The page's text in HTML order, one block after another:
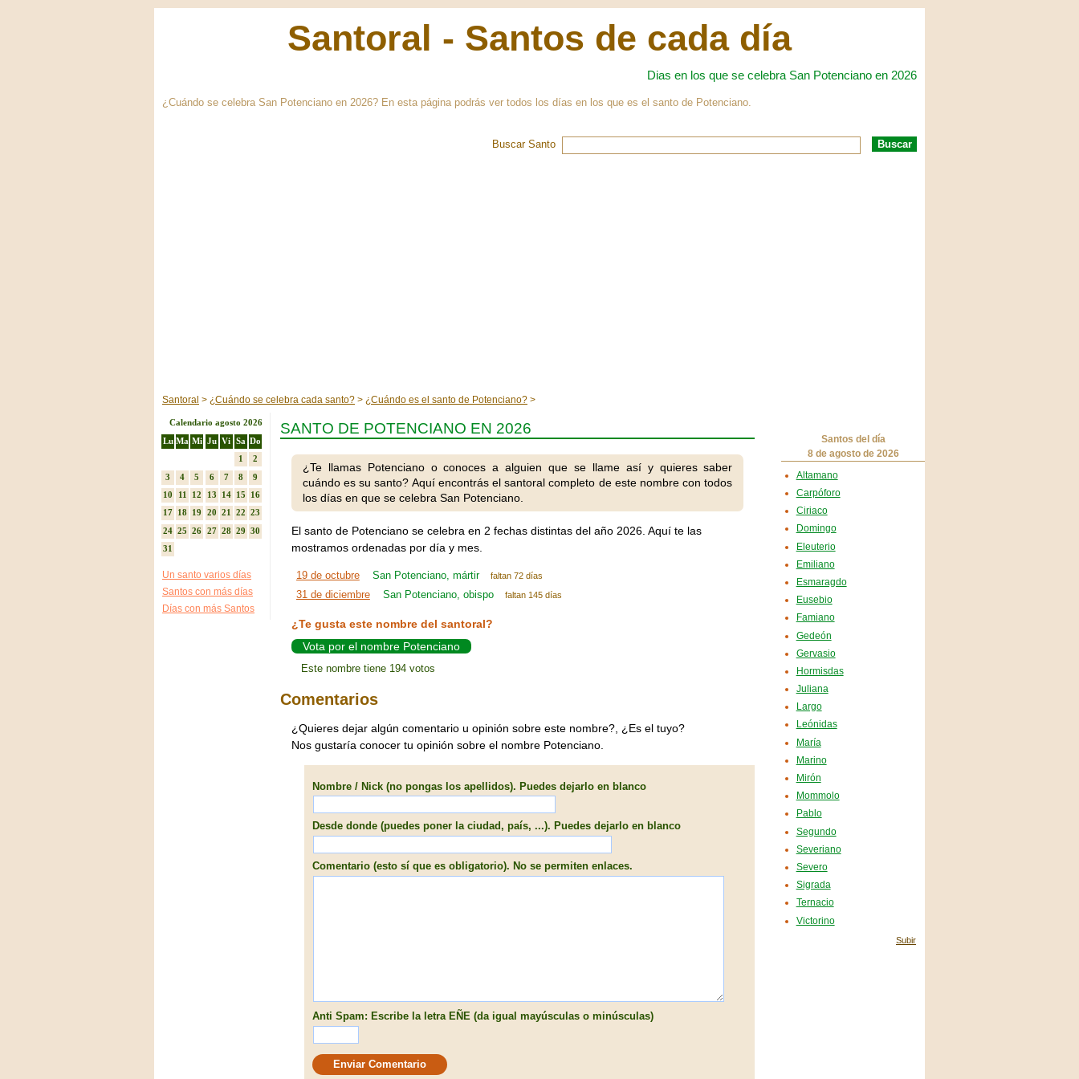
Santoral - Santos de cada día
Dias en los que se celebra San Potenciano en 2026
¿Cuándo se celebra San Potenciano en 2026? En esta página podrás ver todos los días en los que es el santo de Potenciano.
Buscar Santo
Santoral ¿Cuándo se celebra cada santo? ¿Cuándo es el santo de Potenciano?
SANTO DE POTENCIANO EN 2026
¿Te llamas Potenciano o conoces a alguien que se llame así y quieres saber
cuándo es su santo? Aquí encontrás el santoral completo de este nombre con todos
los días en que se celebra San Potenciano.
El santo de Potenciano se celebra en 2 fechas distintas del año 2026. Aquí te las
mostramos ordenadas por día y mes.
19 de octubre San Potenciano, mártir faltan 72 días
31 de diciembre San Potenciano, obispo faltan 145 días
¿Te gusta este nombre del santoral?
Vota por el nombre Potenciano
Este nombre tiene 194 votos
Comentarios
¿Quieres dejar algún comentario u opinión sobre este nombre?, ¿Es el tuyo?
Nos gustaría conocer tu opinión sobre el nombre Potenciano.
Nombre / Nick (no pongas los apellidos). Puedes dejarlo en blanco
Desde donde (puedes poner la ciudad, país, ...). Puedes dejarlo en blanco
Comentario (esto sí que es obligatorio). No se permiten enlaces.
Anti Spam: Escribe la letra EÑE (da igual mayúsculas o minúsculas)
Calendario agosto 2026
Lu Ma Mi Ju Vi Sa Do
1
2
3
4 5 6 7 8
9
10
11 12 13 14 15
16
17 18 19 20 21 22
23
24 25 26 27 28 29
30
31
Un santo varios días
Santos con más días
Días con más Santos
Santos del día
8 de agosto de 2026
Altamano
Carpóforo
Ciriaco
Domingo
Eleuterio
Emiliano
Esmaragdo
Eusebio
Famiano
Gedeón
Gervasio
Hormisdas
Juliana
Largo
Leónidas
María
Marino
Mirón
Mommolo
Pablo
Segundo
Severiano
Severo
Sigrada
Ternacio
Victorino
Subir